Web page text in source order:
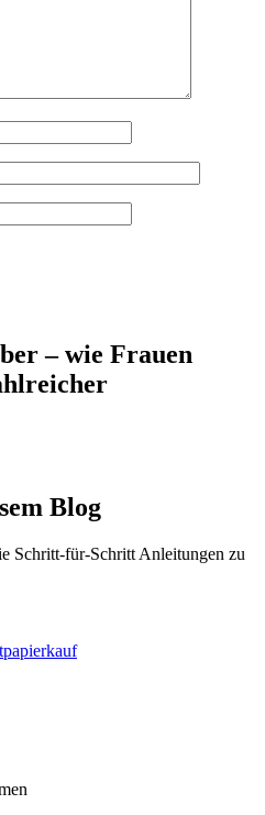
– wie Frauen
Blog
Schritt-für-Schritt Anleitungen zu